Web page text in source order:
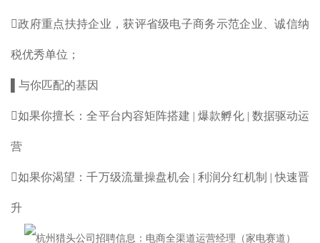
政府重点扶持企业，获评省级电子商务示范企业、诚信纳
税优秀单位；
▌与你匹配的基因
如果你擅长：全平台内容矩阵搭建 | 爆款孵化 | 数据驱动运
营
如果你渴望：千万级流量操盘机会 | 利润分红机制 | 快速晋
升